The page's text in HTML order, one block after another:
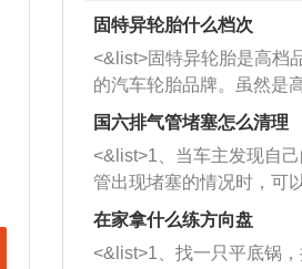
固特异轮胎什么档次
<&list>固特异轮胎是高档
的汽车轮胎品牌。虽然是
牌，但是中高低端的轮胎
也是为了更好的开拓市场。
国六排气管堵塞怎么清理
<&list>1、当车主发现自
管出现堵塞的情况时，可
者是细棍，直接将杂物给
堵塞情况比较严重，也可
施。 <&list>2、直接利用
在家拿什么练方向盘
<&list>1、找一只平底锅